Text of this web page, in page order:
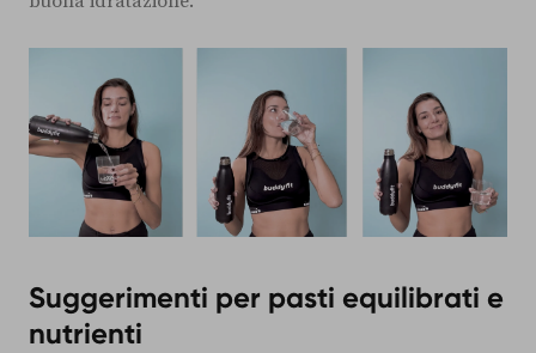
Suggerimenti per pasti equilibrati e
nutrienti